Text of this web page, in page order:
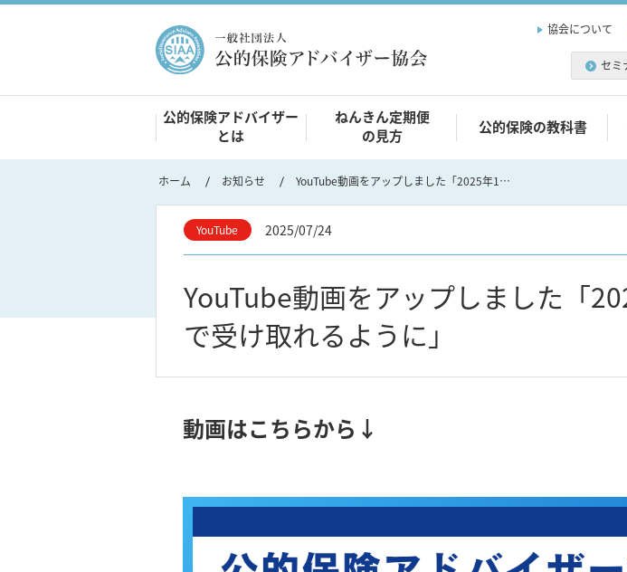
公的保険アドバイザー
とは
ねんきん定期便
の見方
公的保険の教科書
協会について
セミ
ホーム お知らせ YouTube動画をアップしました「2025年1月離職票がマイナポータルで受け取れるように」
YouTube動画をアップしました「
で受け取れるように」
YouTube 2025/07/24
動画はこちらから↓